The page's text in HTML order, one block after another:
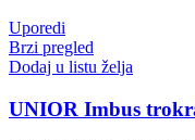
Uporedi
Brzi pregled
Dodaj u listu želja
UNIOR Imbus